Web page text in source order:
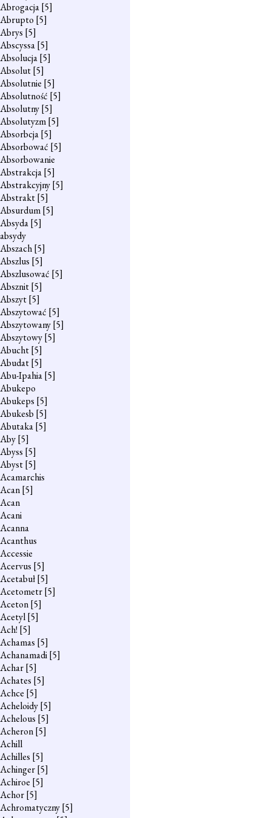
Abrogacja[5]
Abrupto [5]
Abrys [5]
Abscyssa[5]
Absolucja[5]
Absolut[5]
Absolutnie [5]
Absolutność [5]
Absolutny[5]
Absolutyzm[5]
Absorbcja[5]
Absorbować [5]
Absorbowanie
Abstrakcja[5]
Abstrakcyjny[5]
Abstrakt[5]
Absurdum[5]
Absyda[5]
absydy
Abszach[5]
Abszlus [5]
Abszlusować [5]
Absznit[5]
Abszyt[5]
Abszytować [5]
Abszytowany[5]
Abszytowy[5]
Abucht[5]
Abudat[5]
Abu-Ipahia[5]
Abukepo
Abukeps [5]
Abukesb [5]
Abutaka[5]
Aby[5]
Abyss [5]
Abyst[5]
Acamarchis
Acan[5]
Acan
Acani
Acanna
Acanthus
Accessie
Acervus [5]
Acetabuł[5]
Acetometr[5]
Aceton[5]
Acetyl[5]
Ach! [5]
Achamas [5]
Achanamadi[5]
Achar[5]
Achates [5]
Achce [5]
Acheloidy[5]
Achelous [5]
Acheron[5]
Achill
Achilles [5]
Achinger[5]
Achiroe [5]
Achor[5]
Achromatyczny[5]